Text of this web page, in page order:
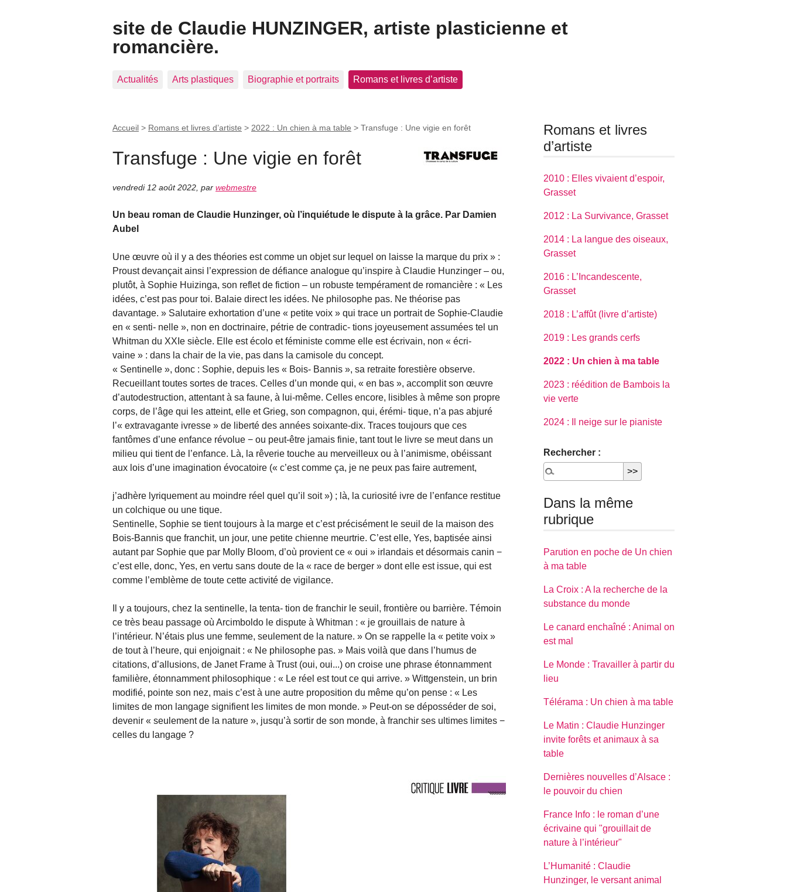
site de Claudie HUNZINGER, artiste plasticienne et
romancière.
Actualités Arts plastiques Biographie et portraits Romans et livres d’artiste
Accueil > Romans et livres d’artiste > 2022 : Un chien à ma table > Transfuge : Une vigie en forêt
Transfuge : Une vigie en forêt
vendredi 12 août 2022 par webmestre
Un beau roman de Claudie Hunzinger, où l’inquiétude le dispute à la grâce. Par Damien
Aubel
Une œuvre où il y a des théories est comme un objet sur lequel on laisse la marque du prix » :
Proust devançait ainsi l’expression de défiance analogue qu’inspire à Claudie Hunzinger – ou,
plutôt, à Sophie Huizinga, son reflet de fiction – un robuste tempérament de romancière : « Les
idées, c’est pas pour toi. Balaie direct les idées. Ne philosophe pas. Ne théorise pas
davantage. » Salutaire exhortation d’une « petite voix » qui trace un portrait de Sophie-Claudie
en « senti- nelle », non en doctrinaire, pétrie de contradic- tions joyeusement assumées tel un
Whitman du XXIe siècle. Elle est écolo et féministe comme elle est écrivain, non « écri-
vaine » : dans la chair de la vie, pas dans la camisole du concept.
« Sentinelle », donc : Sophie, depuis les « Bois- Bannis », sa retraite forestière observe.
Recueillant toutes sortes de traces. Celles d’un monde qui, « en bas », accomplit son œuvre
d’autodestruction, attentant à sa faune, à lui-même. Celles encore, lisibles à même son propre
corps, de l’âge qui les atteint, elle et Grieg, son compagnon, qui, érémi- tique, n’a pas abjuré
l’« extravagante ivresse » de liberté des années soixante-dix. Traces toujours que ces
fantômes d’une enfance révolue − ou peut-être jamais finie, tant tout le livre se meut dans un
milieu qui tient de l’enfance. Là, la rêverie touche au merveilleux ou à l’animisme, obéissant
aux lois d’une imagination évocatoire (« c’est comme ça, je ne peux pas faire autrement,
j’adhère lyriquement au moindre réel quel qu’il soit ») ; là, la curiosité ivre de l’enfance restitue
un colchique ou une tique.
Sentinelle, Sophie se tient toujours à la marge et c’est précisément le seuil de la maison des
Bois-Bannis que franchit, un jour, une petite chienne meurtrie. C’est elle, Yes, baptisée ainsi
autant par Sophie que par Molly Bloom, d’où provient ce « oui » irlandais et désormais canin −
c’est elle, donc, Yes, en vertu sans doute de la « race de berger » dont elle est issue, qui est
comme l’emblème de toute cette activité de vigilance.
Il y a toujours, chez la sentinelle, la tenta- tion de franchir le seuil, frontière ou barrière. Témoin
ce très beau passage où Arcimboldo le dispute à Whitman : « je grouillais de nature à
l’intérieur. N’étais plus une femme, seulement de la nature. » On se rappelle la « petite voix »
de tout à l’heure, qui enjoignait : « Ne philosophe pas. » Mais voilà que dans l’humus de
citations, d’allusions, de Janet Frame à Trust (oui, oui...) on croise une phrase étonnamment
familière, étonnamment philosophique : « Le réel est tout ce qui arrive. » Wittgenstein, un brin
modifié, pointe son nez, mais c’est à une autre proposition du même qu’on pense : « Les
limites de mon langage signifient les limites de mon monde. » Peut-on se déposséder de soi,
devenir « seulement de la nature », jusqu’à sortir de son monde, à franchir ses ultimes limites −
celles du langage ?
Romans et livres
d’artiste
2010 : Elles vivaient d’espoir,
Grasset
2012 : La Survivance, Grasset
2014 : La langue des oiseaux,
Grasset
2016 : L’Incandescente,
Grasset
2018 : L’affût (livre d’artiste)
2019 : Les grands cerfs
2022 : Un chien à ma table
2023 : réédition de Bambois la
vie verte
2024 : Il neige sur le pianiste
Rechercher :
Dans la même
rubrique
Parution en poche de Un chien
à ma table
La Croix : A la recherche de la
substance du monde
Le canard enchaîné : Animal on
est mal
Le Monde : Travailler à partir du
lieu
Télérama : Un chien à ma table
Le Matin : Claudie Hunzinger
invite forêts et animaux à sa
table
Dernières nouvelles d’Alsace :
le pouvoir du chien
France Info : le roman d’une
écrivaine qui "grouillait de
nature à l’intérieur"
L’Humanité : Claudie
Hunzinger, le versant animal